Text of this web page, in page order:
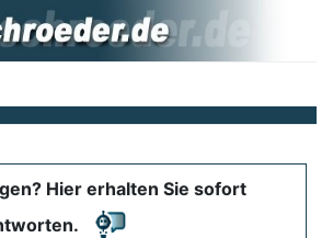
Hier erhalten Sie sofort